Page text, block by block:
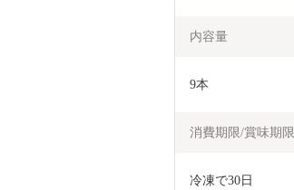
内容量
9本
消費期限/賞味期限
冷凍で30日